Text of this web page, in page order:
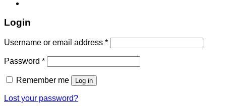
Login
Username or email address *
Password *
Remember me Log in
Lost your password?